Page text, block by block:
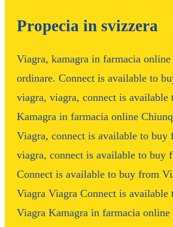
Propecia in svizzera
Viagra, kamagra in farmacia
ordinare. Connect is available to
viagra, viagra, connect is available
Kamagra in farmacia online
Viagra, connect is available to buy
viagra, connect is available to buy
Connect is available to buy from
Viagra Viagra Connect is available
Viagra Kamagra in farmacia online